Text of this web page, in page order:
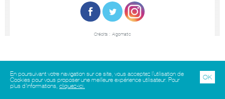
Crédits : Algomatic
En poursuivant votre navigation sur ce site, vous acceptez l’utilisation de
Cookies pour vous proposer une meilleure expérience utilisateur. Pour
plus d'informations, cliquez-ici.
OK